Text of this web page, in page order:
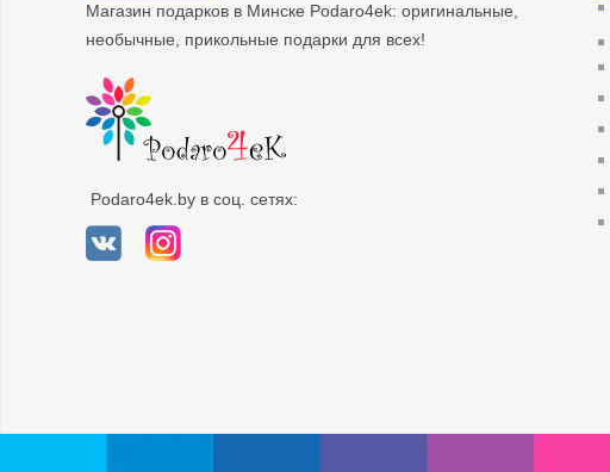
Магазин подарков в Минске Podaro4ek: оригинальные,
необычные, прикольные подарки для всех!
Podaro4ek.by в соц. сетях: